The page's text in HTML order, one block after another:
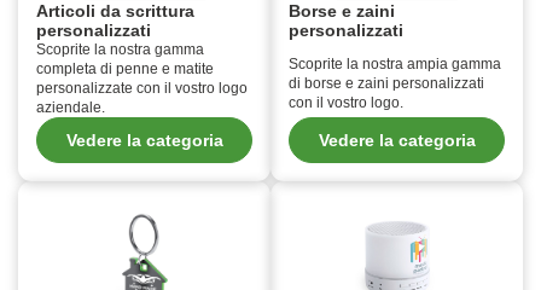
Articoli da scrittura
personalizzati
Scoprite la nostra gamma
completa di penne e matite
personalizzate con il vostro logo
aziendale.
Vedere la categoria
Borse e zaini
personalizzati
Scoprite la nostra ampia gamma
di borse e zaini personalizzati
con il vostro logo.
Vedere la categoria